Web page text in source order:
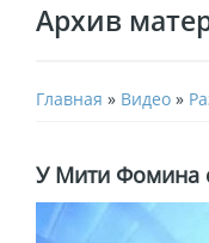
Архив
Главная » Видео »
У Мити Фомина